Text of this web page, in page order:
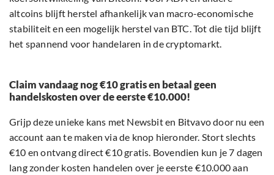
altcoins blijft herstel afhankelijk van macro-economische
stabiliteit en een mogelijk herstel van BTC. Tot die tijd blijft
het spannend voor handelaren in de cryptomarkt.
Claim vandaag nog €10 gratis en betaal geen
handelskosten over de eerste €10.000!
Grijp deze unieke kans met Newsbit en Bitvavo door nu een
account aan te maken via de knop hieronder. Stort slechts
€10 en ontvang direct €10 gratis. Bovendien kun je 7 dagen
lang zonder kosten handelen over je eerste €10.000 aan